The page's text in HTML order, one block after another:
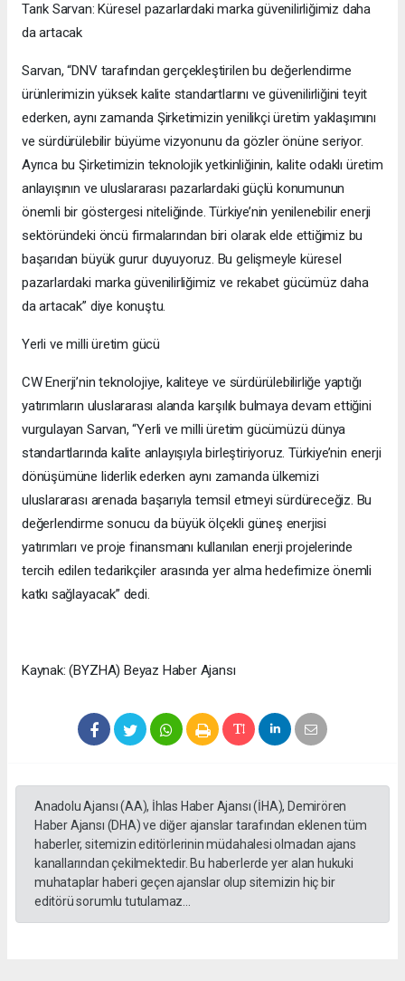
Tarık Sarvan: Küresel pazarlardaki marka güvenilirliğimiz daha
da artacak
Sarvan, “DNV tarafından gerçekleştirilen bu değerlendirme
ürünlerimizin yüksek kalite standartlarını ve güvenilirliğini teyit
ederken, aynı zamanda Şirketimizin yenilikçi üretim yaklaşımını
ve sürdürülebilir büyüme vizyonunu da gözler önüne seriyor.
Ayrıca bu Şirketimizin teknolojik yetkinliğinin, kalite odaklı üretim
anlayışının ve uluslararası pazarlardaki güçlü konumunun
önemli bir göstergesi niteliğinde. Türkiye’nin yenilenebilir enerji
sektöründeki öncü firmalarından biri olarak elde ettiğimiz bu
başarıdan büyük gurur duyuyoruz. Bu gelişmeyle küresel
pazarlardaki marka güvenilirliğimiz ve rekabet gücümüz daha
da artacak” diye konuştu.
Yerli ve milli üretim gücü
CW Enerji’nin teknolojiye, kaliteye ve sürdürülebilirliğe yaptığı
yatırımların uluslararası alanda karşılık bulmaya devam ettiğini
vurgulayan Sarvan, “Yerli ve milli üretim gücümüzü dünya
standartlarında kalite anlayışıyla birleştiriyoruz. Türkiye’nin enerji
dönüşümüne liderlik ederken aynı zamanda ülkemizi
uluslararası arenada başarıyla temsil etmeyi sürdüreceğiz. Bu
değerlendirme sonucu da büyük ölçekli güneş enerjisi
yatırımları ve proje finansmanı kullanılan enerji projelerinde
tercih edilen tedarikçiler arasında yer alma hedefimize önemli
katkı sağlayacak” dedi.
Kaynak: (BYZHA) Beyaz Haber Ajansı
Anadolu Ajansı (AA), İhlas Haber Ajansı (İHA), Demirören
Haber Ajansı (DHA) ve diğer ajanslar tarafından eklenen tüm
haberler, sitemizin editörlerinin müdahalesi olmadan ajans
kanallarından çekilmektedir. Bu haberlerde yer alan hukuki
muhataplar haberi geçen ajanslar olup sitemizin hiç bir
editörü sorumlu tutulamaz...